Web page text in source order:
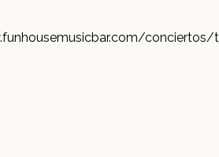
conciertos/